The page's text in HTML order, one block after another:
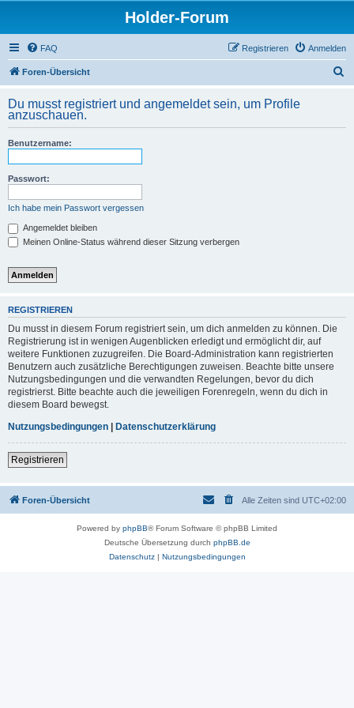
Holder-Forum
FAQ Anmelden
Registrieren
Foren-Übersicht
h
Du musst registriert und angemeldet sein, um Profile
anzuschauen.
Benutzername:
Passwort:
Ich habe mein Passwort vergessen
Angemeldet bleiben
Meinen Online-Status während dieser Sitzung verbergen
REGISTRIEREN
Du musst in diesem Forum registriert sein, um dich anmelden zu können. Die
Registrierung ist in wenigen Augenblicken erledigt und ermöglicht dir, auf
weitere Funktionen zuzugreifen. Die Board-Administration kann registrierten
Benutzern auch zusätzliche Berechtigungen zuweisen. Beachte bitte unsere
Nutzungsbedingungen und die verwandten Regelungen, bevor du dich
registrierst. Bitte beachte auch die jeweiligen Forenregeln, wenn du dich in
diesem Board bewegst.
Nutzungsbedingungen | Datenschutzerklärung
Registrieren
Foren-Übersicht Alle Zeiten sind UTC+02:00
Powered by phpBB® Forum Software © phpBB Limited
Deutsche Übersetzung durch phpBB.de
Datenschutz| Nutzungsbedingungen